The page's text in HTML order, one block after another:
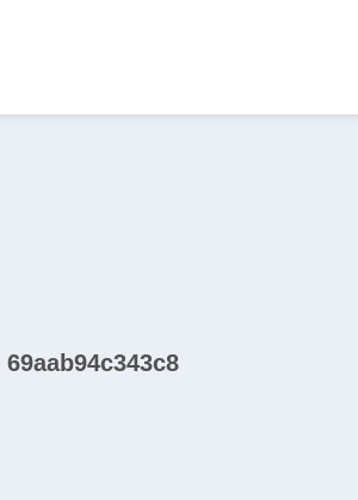
69aab94c343c8